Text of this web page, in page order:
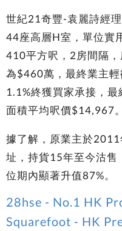
世紀21奇豐-袁麗詩經
44座高層H室，單位實
410平方呎，2房間隔
為$460萬，最終業主
1.1%終獲買家承接，
面積平均呎價$14,967。
據了解，原業主於
址，持貨15年至今沽
位期內顯著升值87%。
28hse - No.1 HK
Squarefoot - HK